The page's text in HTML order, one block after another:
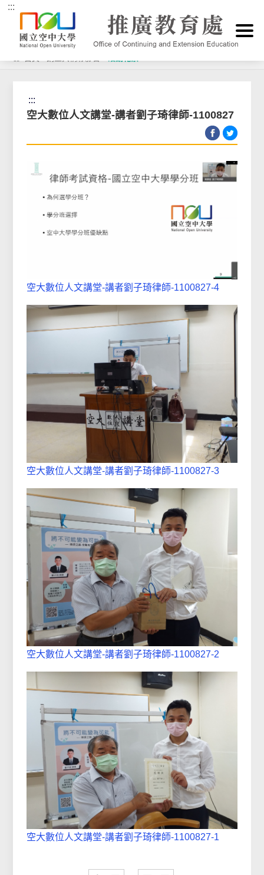
跳到主要內容區塊
:::
:::
空大數位人文講堂-講者劉子琦律師-1100827
空大數位人文講堂-講者劉子琦律師-1100827-4
空大數位人文講堂-講者劉子琦律師-1100827-3
空大數位人文講堂-講者劉子琦律師-1100827-2
空大數位人文講堂-講者劉子琦律師-1100827-1